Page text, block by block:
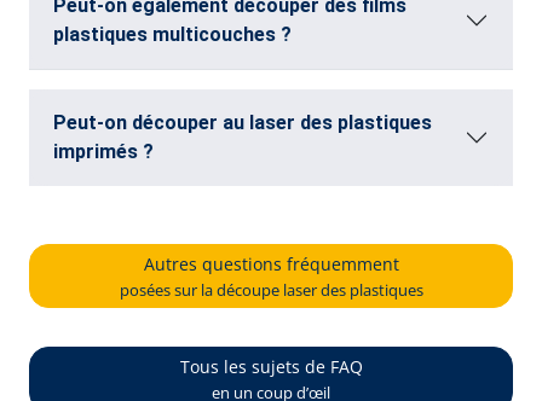
Peut-on également découper des films
plastiques multicouches ?
Peut-on découper au laser des plastiques
imprimés ?
Autres questions fréquemment
posées sur la découpe laser des plastiques
Tous les sujets de FAQ
en un coup d’œil